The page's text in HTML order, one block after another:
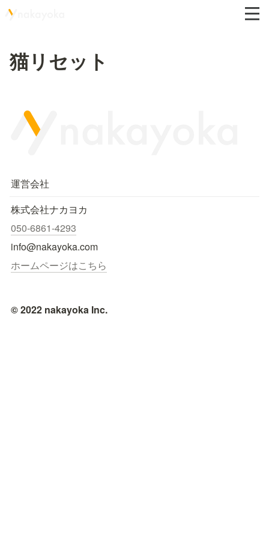
猫リセット
運営会社
株式会社ナカヨカ
050-6861-4293
info@nakayoka.com
ホームページはこちら
© 2022 nakayoka Inc.